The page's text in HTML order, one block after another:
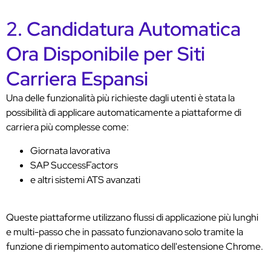
2. Candidatura Automatica
Ora Disponibile per Siti
Carriera Espansi
Una delle funzionalità più richieste dagli utenti è stata la
possibilità di applicare automaticamente a piattaforme di
carriera più complesse come:
Giornata lavorativa
SAP SuccessFactors
e altri sistemi ATS avanzati
Queste piattaforme utilizzano flussi di applicazione più lunghi
e multi-passo che in passato funzionavano solo tramite la
funzione di riempimento automatico dell'estensione Chrome.